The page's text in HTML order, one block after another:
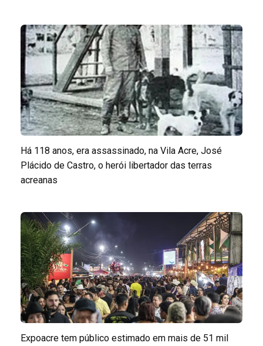
Há 118 anos, era assassinado, na Vila Acre, José
Plácido de Castro, o herói libertador das terras
acreanas
Expoacre tem público estimado em mais de 51 mil